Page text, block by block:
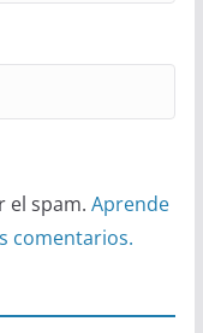
el spam. Aprende
comentarios.